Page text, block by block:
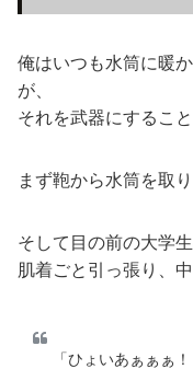
俺はいつも水筒に暖
が、
それを武器にすること
まず鞄から水筒を取
そして目の前の大学
肌着ごと引っ張り、中
「ひょいあぁぁぁ！